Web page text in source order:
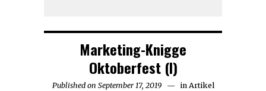
Marketing-Knigge
Oktoberfest (I)
Published on September 17, 2019September
in Artikel